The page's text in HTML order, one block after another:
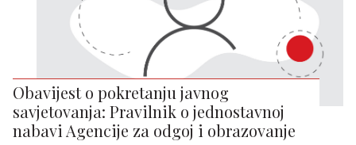
Obavijest o pokretanju javnog
savjetovanja: Pravilnik o jednostavnoj
nabavi Agencije za odgoj i obrazovanje